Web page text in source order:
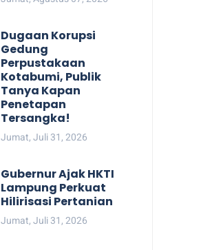
Dugaan Korupsi
Gedung
Perpustakaan
Kotabumi, Publik
Tanya Kapan
Penetapan
Tersangka!
Jumat, Juli 31, 2026
Gubernur Ajak HKTI
Lampung Perkuat
Hilirisasi Pertanian
Jumat, Juli 31, 2026